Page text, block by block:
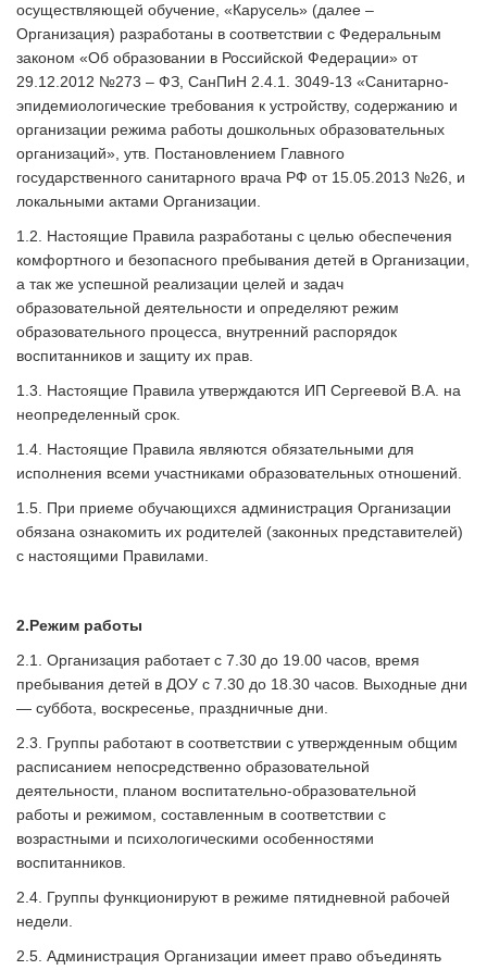
осуществляющей обучение, «Карусель» (далее –
Организация) разработаны в соответствии с Федеральным
законом «Об образовании в Российской Федерации» от
29.12.2012 №273 – ФЗ, СанПиН 2.4.1. 3049-13 «Санитарно-
эпидемиологические требования к устройству, содержанию и
организации режима работы дошкольных образовательных
организаций», утв. Постановлением Главного
государственного санитарного врача РФ от 15.05.2013 №26, и
локальными актами Организации.
1.2. Настоящие Правила разработаны с целью обеспечения
комфортного и безопасного пребывания детей в Организации,
а так же успешной реализации целей и задач
образовательной деятельности и определяют режим
образовательного процесса, внутренний распорядок
воспитанников и защиту их прав.
1.3. Настоящие Правила утверждаются ИП Сергеевой В.А. на
неопределенный срок.
1.4. Настоящие Правила являются обязательными для
исполнения всеми участниками образовательных отношений.
1.5. При приеме обучающихся администрация Организации
обязана ознакомить их родителей (законных представителей)
с настоящими Правилами.
2.Режим работы
2.1. Организация работает с 7.30 до 19.00 часов, время
пребывания детей в ДОУ с 7.30 до 18.30 часов. Выходные дни
— суббота, воскресенье, праздничные дни.
2.3. Группы работают в соответствии с утвержденным общим
расписанием непосредственно образовательной
деятельности, планом воспитательно-образовательной
работы и режимом, составленным в соответствии с
возрастными и психологическими особенностями
воспитанников.
2.4. Группы функционируют в режиме пятидневной рабочей
недели.
2.5. Администрация Организации имеет право объединять